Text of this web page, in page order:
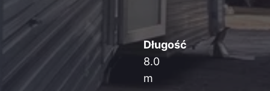
Długość
8.0
m